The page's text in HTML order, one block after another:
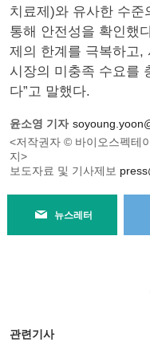
치료제)와 유사한 수준
통해 안전성을 확인했
제의 한계를 극복하고,
시장의 미충족 수요를
다”고 말했다.
윤소영 기자
<저작권자 © 바이오스펙테
지>
보도자료 및 기사제보
뉴스레터
관련기사